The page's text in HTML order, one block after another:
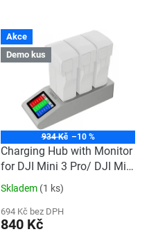
Akce
Demo kus
934 Kč –10 %
Charging Hub with Monitor
for DJI Mini 3 Pro/ DJI Mini
3/ DJI Mini 4 Pro (Demo
kus - Zánovní)
Skladem (1 ks)
694 Kč bez DPH
840 Kč